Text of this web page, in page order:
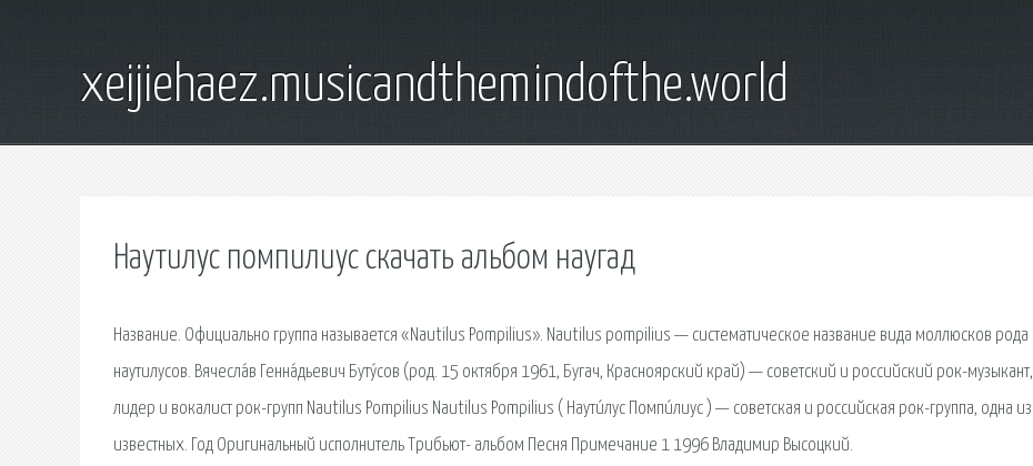
xeijiehaez.musicandthemindofthe.world
Наутилус помпилиус скачать альбом наугад
Название. Официально группа называется «Nautilus Pompilius». Nautilus pompilius — систематическое название вида моллюсков рода
наутилусов. Вячесла́в Генна́дьевич Буту́сов (род. 15 октября 1961, Бугач, Красноярский край) — советский и российский рок-музыкант,
лидер и вокалист рок-групп Nautilus Pompilius Nautilus Pompilius ( Наути́лус Помпи́лиус ) — советская и российская рок-группа, одна из
известных. Год Оригинальный исполнитель Трибьют- альбом Песня Примечание 1 1996 Владимир Высоцкий.